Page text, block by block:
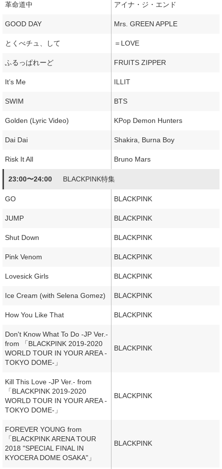
革命道中 アイナ・ジ・エンド
GOOD DAY Mrs. GREEN APPLE
とくべチュ、して ＝LOVE
ふるっぱれーど FRUITS ZIPPER
It’s Me ILLIT
SWIM BTS
Golden (Lyric Video) KPop Demon Hunters
Dai Dai Shakira, Burna Boy
Risk It All Bruno Mars
23:00〜24:00 BLACKPINK特集
GO BLACKPINK
JUMP BLACKPINK
Shut Down BLACKPINK
Pink Venom BLACKPINK
Lovesick Girls BLACKPINK
Ice Cream (with Selena Gomez) BLACKPINK
How You Like That BLACKPINK
Don't Know What To Do -JP Ver.-
from 「BLACKPINK 2019-2020
WORLD TOUR IN YOUR AREA -
TOKYO DOME-」
BLACKPINK
Kill This Love -JP Ver.- from
「BLACKPINK 2019-2020
WORLD TOUR IN YOUR AREA -
TOKYO DOME-」
BLACKPINK
FOREVER YOUNG from
「BLACKPINK ARENA TOUR
2018 "SPECIAL FINAL IN
KYOCERA DOME OSAKA"」
BLACKPINK